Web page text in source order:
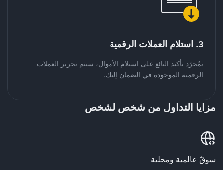
3. استلام العملات الرقمية
بمُجرّد تأكيد البائع على استلام الأموال، سيتم تحرير العملات
الرقمية الموجودة في الضمان إليك.
مزايا التداول من شخص لشخص
سوقٌ عالمية ومحلية